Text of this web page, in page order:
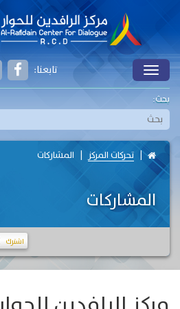
Toggle تابعنا:
بحث:
تحركات المركز المشاركات
المشاركات
اشترك